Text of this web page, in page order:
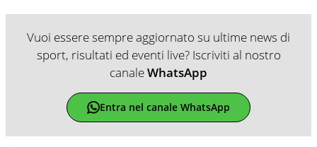
Vuoi essere sempre aggiornato su ultime news di
sport, risultati ed eventi live? Iscriviti al nostro
canaleWhatsApp
Entra nel canale WhatsApp